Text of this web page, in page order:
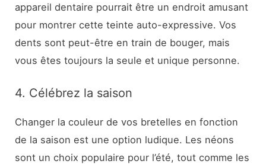
appareil dentaire pourrait être un endroit amusant
pour montrer cette teinte auto-expressive. Vos
dents sont peut-être en train de bouger, mais
vous êtes toujours la seule et unique personne.
4. Célébrez la saison
Changer la couleur de vos bretelles en fonction
de la saison est une option ludique. Les néons
sont un choix populaire pour l’été, tout comme les